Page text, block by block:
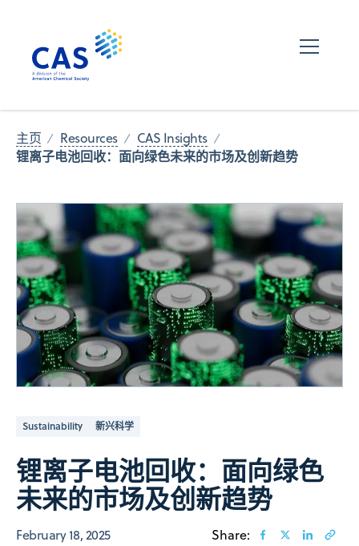
主页 Resources CAS Insights
锂离子电池回收：面向绿色未来的市场及创新趋势
Sustainability 新兴科学
锂离子电池回收：面向绿色
未来的市场及创新趋势
February 18, 2025 Share: